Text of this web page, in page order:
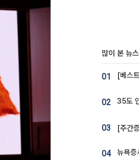
많이 본 뉴스
01
02
03
04